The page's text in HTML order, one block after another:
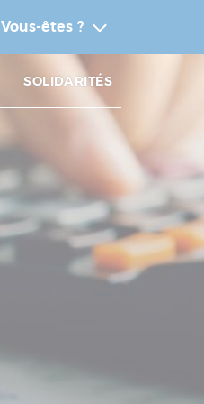
Vous-êtes ?
SOLIDARITÉS